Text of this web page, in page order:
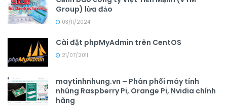
Group) lừa đảo
03/11/2024
Cài đặt phpMyAdmin trên CentOS
21/07/2011
maytinhnhung.vn – Phân phối máy tính
nhúng Raspberry Pi, Orange Pi, Nvidia chính
hãng